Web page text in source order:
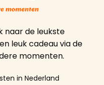
naar de leukste
leuk cadeau via de
momenten.
in Nederland